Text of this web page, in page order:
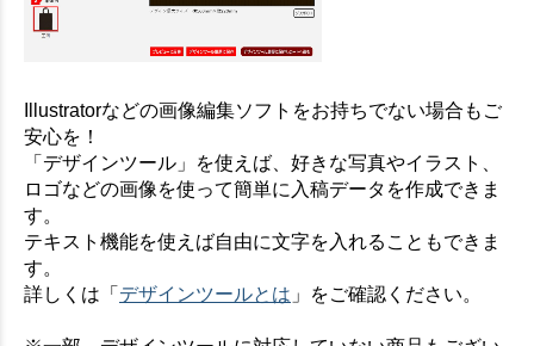
Illustratorなどの画像編集ソフトをお持ちでない場合もご
安心を！
「デザインツール」を使えば、好きな写真やイラスト、
ロゴなどの画像を使って簡単に入稿データを作成できま
す。
テキスト機能を使えば自由に文字を入れることもできま
す。
詳しくは「 デザインツールとは 」をご確認ください。